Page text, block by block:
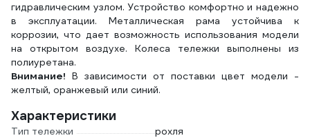
гидравлическим узлом. Устройство комфортно и надежно
в эксплуатации. Металлическая рама устойчива к
коррозии, что дает возможность использования модели
на открытом воздухе. Колеса тележки выполнены из
полиуретана.
Внимание! В зависимости от поставки цвет модели -
желтый, оранжевый или синий.
Характеристики
Тип тележки
рохля